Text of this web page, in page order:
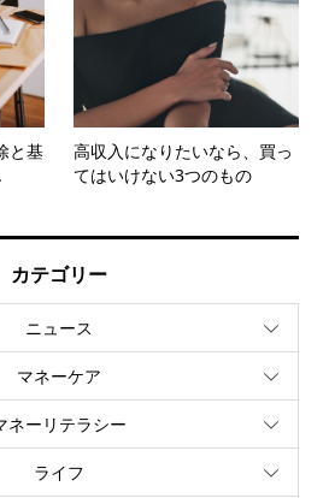
と基
高収入になりたいなら、買っ
てはいけない3つのもの
カテゴリー
ニュース
マネーケア
ネーリテラシー
ライフ